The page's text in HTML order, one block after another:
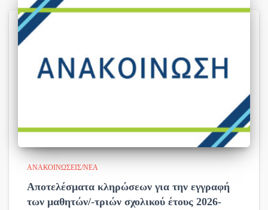
ΑΝΑΚΟΙΝΏΣΕΙΣ/ΝΈΑ
Αποτελέσματα κληρώσεων για την εγγραφή
των μαθητών/-τριών σχολικού έτους 2026-